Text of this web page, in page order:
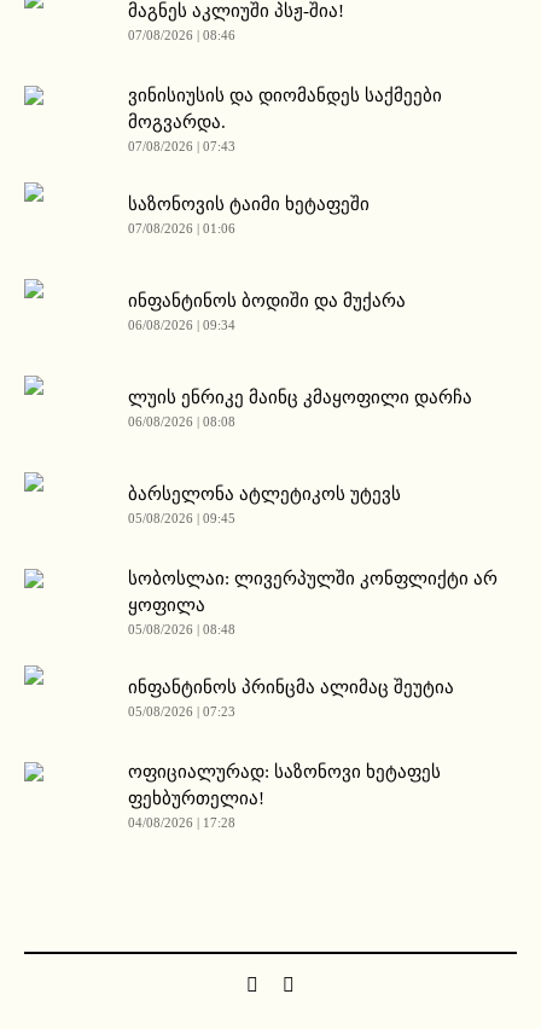
მაგნეს აკლიუში პსჟ-შია!
07/08/2026 | 08:46
ვინისიუსის და დიომანდეს საქმეები
მოგვარდა.
07/08/2026 | 07:43
საზონოვის ტაიმი ხეტაფეში
07/08/2026 | 01:06
ინფანტინოს ბოდიში და მუქარა
06/08/2026 | 09:34
ლუის ენრიკე მაინც კმაყოფილი დარჩა
06/08/2026 | 08:08
ბარსელონა ატლეტიკოს უტევს
05/08/2026 | 09:45
სობოსლაი: ლივერპულში კონფლიქტი არ
ყოფილა
05/08/2026 | 08:48
ინფანტინოს პრინცმა ალიმაც შეუტია
05/08/2026 | 07:23
ოფიციალურად: საზონოვი ხეტაფეს
ფეხბურთელია!
04/08/2026 | 17:28